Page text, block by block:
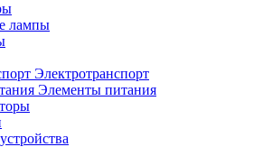
лампы
Электротранспорт
Элементы питания